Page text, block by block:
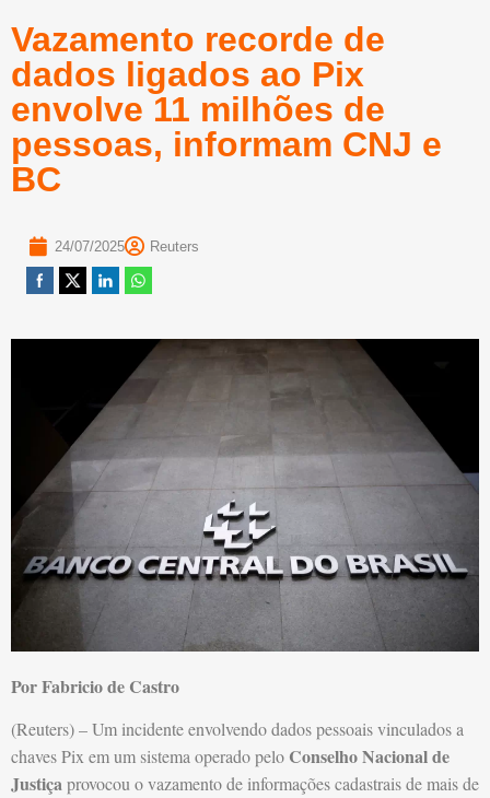
Vazamento recorde de
dados ligados ao Pix
envolve 11 milhões de
pessoas, informam CNJ e
BC
24/07/2025 Reuters
Por Fabricio de Castro
(Reuters) – Um incidente envolvendo dados pessoais vinculados a
chaves Pix em um sistema operado pelo Conselho Nacional de
Justiçaprovocou o vazamento de informações cadastrais de mais de